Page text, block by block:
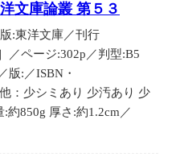
文庫論叢 第５３
:東洋文庫／刊行
／ページ:302p／判型:B5
版:／ISBN・
：少シミあり 少汚あり 少
約850g 厚さ:約1.2cm／